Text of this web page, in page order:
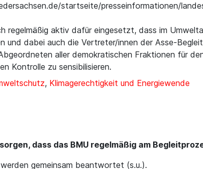
startseite/presseinformationen/
regelmäßig aktiv dafür eingesetzt, dass im
und dabei auch die Vertreter/innen der Asse-
aller demokratischen Fraktionen für
Kontrolle zu sensibilisieren.
, Klimagerechtigkeit und Energiewende
dass das BMU regelmäßig am
gemeinsam beantwortet (s.u.).